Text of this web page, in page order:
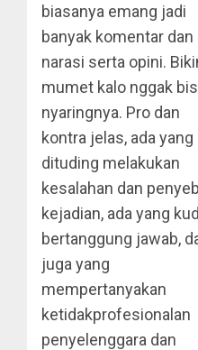
biasanya emang jadi
banyak komentar dan
narasi serta opini.
mumet kalo nggak
nyaringnya. Pro dan
kontra jelas, ada yang
dituding melakukan
kesalahan dan
kejadian, ada yang
bertanggung jawab,
juga yang
mempertanyakan
ketidakprofesionalan
penyelenggara dan